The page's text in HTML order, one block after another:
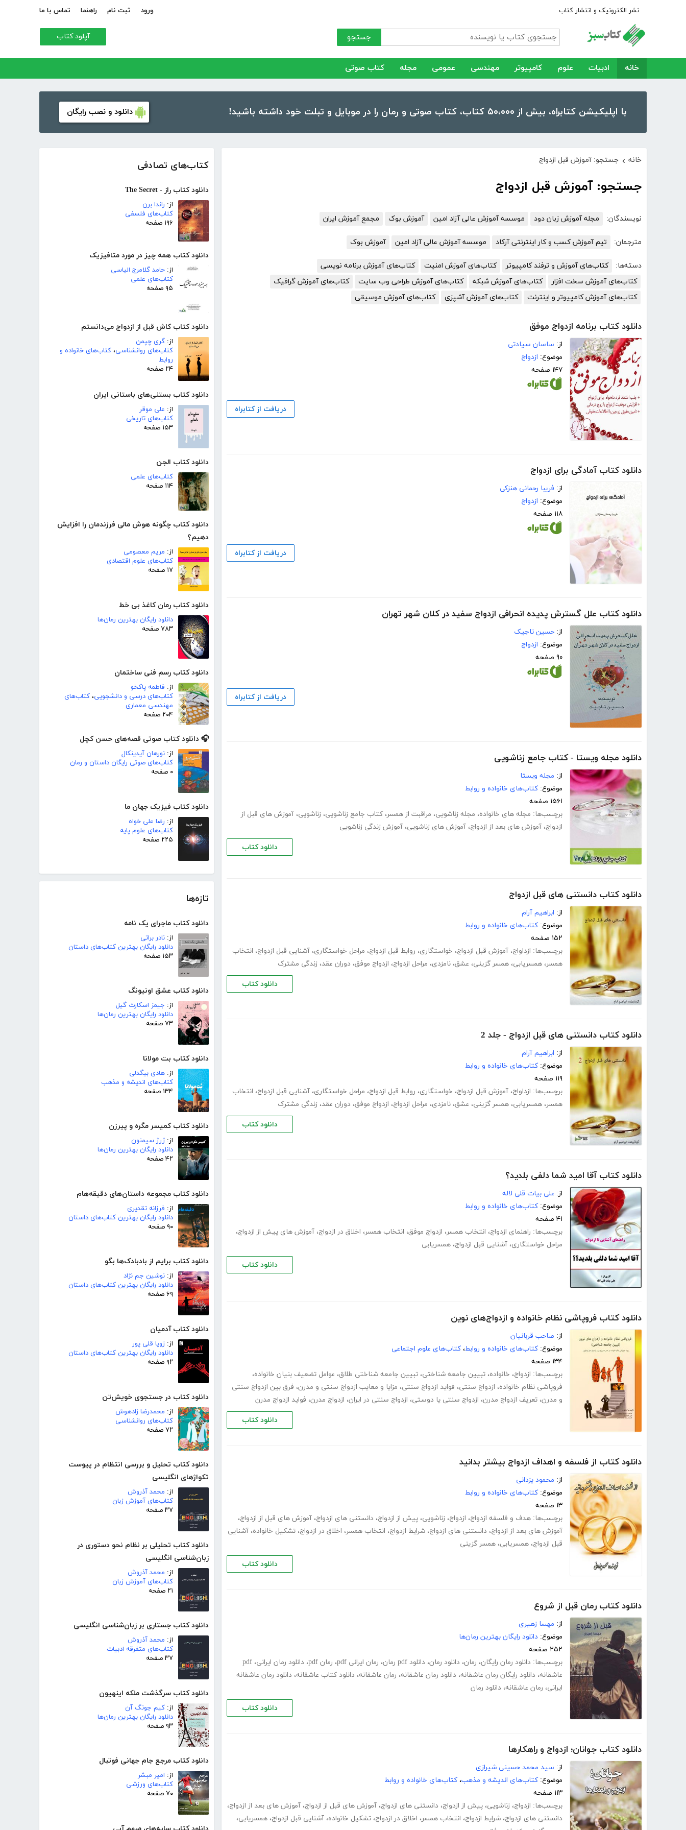
نشر الکترونیک و انتشار کتاب ورود ثبت نام راهنما تماس با ما
جستجو آپلود کتاب
خانه ادبیات علوم کامپیوتر مهندسی عمومی مجله کتاب صوتی
با اپلیکیشن کتابراه، بیش از ۵۰،۰۰۰ کتاب، کتاب صوتی و رمان را در موبایل و تبلت خود داشته باشید! دانلود و نصب رایگان
کتاب‌های تصادفی
دانلود کتاب راز - The Secret
از: راندا برن
کتاب‌های فلسفی
۱۹۶ صفحه
دانلود کتاب همه چیز در مورد متافیزیک
از: حامد گلامرج الیاسی
کتاب‌های علمی
۹۵ صفحه
دانلود کتاب کاش قبل از ازدواج می‌‌‌‌دانستم
از: گری چپمن
کتاب‌های روانشناسی، کتاب‌های خانواده و
روابط
۲۴ صفحه
دانلود کتاب بستنی‌های باستانی ایران
از: علی موقر
کتاب‌های تاریخی
۱۵۳ صفحه
دانلود کتاب الجن
کتاب‌های علمی
۱۱۴ صفحه
دانلود کتاب چگونه هوش مالی فرزندمان را افزایش
دهیم؟
از: مریم معصومی
کتاب‌های علوم اقتصادی
۱۷ صفحه
دانلود کتاب رمان کاغذ بی خط
دانلود رایگان بهترین رمان‌ها
۷۸۳ صفحه
دانلود کتاب رسم فنی ساختمان
از: فاطمه پاکخو
کتاب‌های درسی و دانشجویی، کتاب‌های
مهندسی معماری
۲۰۴ صفحه
🎧 دانلود کتاب صوتی قصه‌های حسن کچل
از: نورهان آیدینکال
کتاب‌های صوتی رایگان داستان و رمان
۰ صفحه
دانلود کتاب فیزیک جهان ما
از: رضا علی خواه
کتاب‌های علوم پایه
۲۲۵ صفحه
تازه‌ها
دانلود کتاب ماجرای یک نامه
از: نادر براتی
دانلود رایگان بهترین کتاب‌های داستان
۱۵۳ صفحه
دانلود کتاب عشق اونیونگ
از: جیمز اسکارث گیل
دانلود رایگان بهترین رمان‌ها
۷۳ صفحه
دانلود کتاب بت مولانا
از: هادی بیگدلی
کتاب‌های اندیشه و مذهب
۱۳۴ صفحه
دانلود کتاب کمیسر مگره و پیرزن
از:ژرژ سیمنون
دانلود رایگان بهترین رمان‌ها
۴۲ صفحه
دانلود کتاب مجموعه داستان‌های دقیقه‌هام
از: فرزانه تقدیری
دانلود رایگان بهترین کتاب‌های داستان
۹۰ صفحه
دانلود کتاب برایم از بادبادک‌ها بگو
از: نوشین جم نژاد
دانلود رایگان بهترین کتاب‌های داستان
۶۹ صفحه
دانلود کتاب آدمیان
از: زویا قلی پور
دانلود رایگان بهترین کتاب‌های داستان
۹۲ صفحه
دانلود کتاب در جستجوی خویش‌تن
از: محمدرضا زادهوش
کتاب‌های روانشناسی
۷۲ صفحه
دانلود کتاب تحلیل و بررسی انتظام در پیوست
تکواژهای انگلیسی
از: محمد آذروش
کتاب‌های آموزش زبان
۳۷ صفحه
دانلود کتاب تحلیلی بر نظام نحو دستوری در
زبان‌شناسی انگلیسی
از: محمد آذروش
کتاب‌های آموزش زبان
۲۱ صفحه
دانلود کتاب جستاری بر زبان‌شناسی انگلیسی
از: محمد آذروش
کتاب‌های متفرقه ادبیات
۳۷ صفحه
دانلود کتاب سرگذشت ملکه اینهیون
از: کیم جونگ آن
دانلود رایگان بهترین رمان‌ها
۹۳ صفحه
دانلود کتاب مرجع جام جهانی فوتبال
از: امیر مبشر
کتاب‌های ورزشی
۷۰ صفحه
خانه › جستجو: آموزش قبل ازدواج
جستجو: آموزش قبل ازدواج
نویسندگان: مجله آموزش زبان دود موسسه آموزش عالی آزاد امین آموزش بوک مجمع آموزش ایران
مترجمان: تیم آموزش کسب و کار اینترنتی آرکاد موسسه آموزش عالی آزاد امین آموزش بوک
دسته‌ها: کتاب‌های آموزش و ترفند کامپیوتر کتاب‌های آموزش امنیت
کتاب‌های آموزش برنامه نویسی
کتاب‌های آموزش سخت افزار
کتاب‌های آموزش شبکه کتاب‌های آموزش طراحی وب سایت
کتاب‌های آموزش گرافیک
کتاب‌های آموزش کامپیوتر و اینترنت
کتاب‌های آموزش آشپزی کتاب‌های آموزش موسیقی
دانلود کتاب برنامه ازدواج موفق
از: ساسان سیادتی
موضوع: ازدواج
۱۴۷ صفحه
دریافت از کتابراه
دانلود کتاب آمادگی برای ازدواج
از: فریبا رحمانی هنزکی
موضوع: ازدواج
۱۱۸ صفحه
دریافت از کتابراه
دانلود کتاب علل گسترش پدیده انحرافی ازدواج سفید در کلان شهر تهران
از: حسین تاجیک
موضوع: ازدواج
۹۰ صفحه
دریافت از کتابراه
دانلود مجله ویستا - کتاب جامع زناشویی
از: مجله ویستا
موضوع: کتاب‌های خانواده و روابط
۱۵۶۱ صفحه
برچسب‌ها: مجله های خانواده، مجله زناشویی، مراقبت از همسر، کتاب جامع زناشویی، زناشویی، آموزش های قبل از
ازدواج، آموزش های بعد از ازدواج، آموزش های زناشویی، آموزش زندگی زناشویی
دانلود کتاب
دانلود کتاب دانستنی های قبل ازدواج
از: ابراهیم آرام
موضوع: کتاب‌های خانواده و روابط
۱۵۲ صفحه
برچسب‌ها: ازداواج، آموزش قبل ازدواج، خواستگاری، روابط قبل ازدواج، مراحل خواستگاری، آشنایی قبل ازدواج، انتخاب
همسر، همسریابی، همسر گزینی، عشق، نامزدی، مراحل ازدواج، ازدواج موفق، دوران عقد، زندگی مشترک
دانلود کتاب
دانلود کتاب دانستنی های قبل ازدواج - جلد 2
از: ابراهیم آرام
موضوع: کتاب‌های خانواده و روابط
۱۱۹ صفحه
برچسب‌ها: ازداواج، آموزش قبل ازدواج، خواستگاری، روابط قبل ازدواج، مراحل خواستگاری، آشنایی قبل ازدواج، انتخاب
همسر، همسریابی، همسر گزینی، عشق، نامزدی، مراحل ازدواج، ازدواج موفق، دوران عقد، زندگی مشترک
دانلود کتاب
دانلود کتاب آقا امید شما دلفی بلدید؟
از: علی بیات قلی لاله
موضوع: کتاب‌های خانواده و روابط
۴۱ صفحه
برچسب‌ها: راهنمای ازدواج، انتخاب همسر، ازدواج موفق، انتخاب همسر، اخلاق در ازدواج، آموزش های پیش از ازدواج،
مراحل خواستگاری، آشنایی قبل ازدواج، همسریابی
دانلود کتاب
دانلود کتاب فروپاشی نظام خانواده و ازدواج‌های نوین
از: صاحب قربانیان
موضوع: کتاب‌های خانواده و روابط، کتاب‌های علوم اجتماعی
۱۳۴ صفحه
برچسب‌ها: ازدواج، خانواده، تبیین جامعه شناختی، تبیین جامعه شناختی طلاق، عوامل تضعیف بنیان خانواده،
فروپاشی نظام خانواده، ازدواج سنتی، فواید ازدواج سنتی، مزایا و معایب ازدواج سنتی و مدرن، فرق بین ازدواج سنتی
و مدرن، تعریف ازدواج مدرن، ازدواج سنتی یا دوستی، ازدواج سنتی در ایران، ازدواج مدرن، فواید ازدواج مدرن
دانلود کتاب
دانلود کتاب از فلسفه و اهداف ازدواج بیشتر بدانید
از: محمود یزدانی
موضوع: کتاب‌های خانواده و روابط
۱۳ صفحه
برچسب‌ها: هدف و فلسفه ازدواج، ازدواج، زناشویی، پیش از ازدواج، دانستنی های ازدواج، آموزش های قبل از ازدواج،
آموزش های بعد از ازدواج، دانستنی های ازدواج، شرایط ازدواج، انتخاب همسر، اخلاق در ازدواج، تشکیل خانواده، آشنایی
قبل ازدواج، همسریابی، همسر گزینی
دانلود کتاب
دانلود کتاب رمان قبل از شروع
از: مهسا زهیری
موضوع: دانلود رایگان بهترین رمان‌ها
۲۵۲ صفحه
برچسب‌ها: دانلود رمان رایگان، رمان، دانلود رمان، دانلود pdf رمان ، رمان ایرانی pdf ، رمان pdf ، دانلود رمان ایرانی، pdf
عاشقانه، دانلود رایگان رمان عاشقانه، دانلود رمان عاشقانه، رمان عاشقانه، دانلود کتاب عاشقانه، دانلود رمان عاشقانه
ایرانی، رمان عاشقانه، دانلود رمان
دانلود کتاب
دانلود کتاب جوانان؛ ازدواج و راهکارها
از: سید محمد حسینی شیرازی
موضوع: کتاب‌های اندیشه و مذهب، کتاب‌های خانواده و روابط
۱۱۳ صفحه
برچسب‌ها: ازدواج، زناشویی، پیش از ازدواج، دانستنی های ازدواج، آموزش های قبل از ازدواج، آموزش های بعد از ازدواج،
دانستنی های ازدواج، شرایط ازدواج، انتخاب همسر، اخلاق در ازدواج، تشکیل خانواده، آشنایی قبل ازدواج، همسریابی،